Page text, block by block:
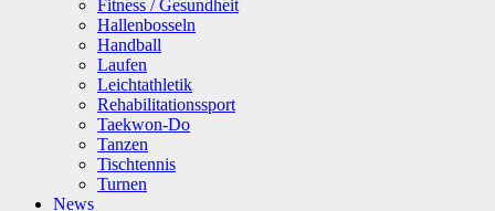
Fitness / Gesundheit
Hallenbosseln
Handball
Laufen
Leichtathletik
Rehabilitationssport
Taekwon-Do
Tanzen
Tischtennis
Turnen
News